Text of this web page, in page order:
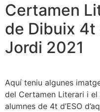
Certamen
de Dibuix 4t
Jordi 2021
Aquí teniu algunes
del Certamen Literari i
alumnes de 4t d’ESO